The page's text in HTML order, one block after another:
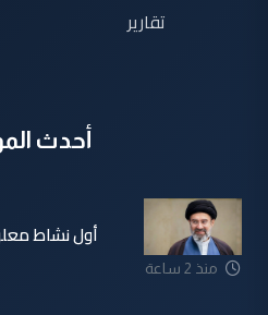
تقارير
أحدث
منذ 2 ساعة
أول نشاط